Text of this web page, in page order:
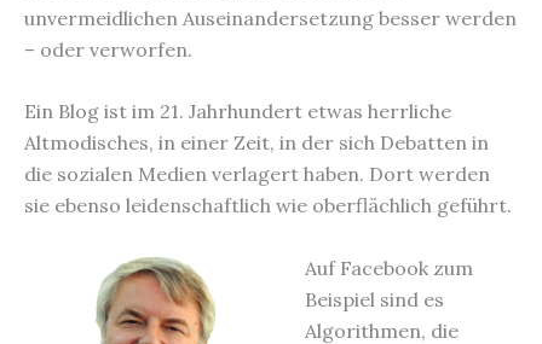
unvermeidlichen Auseinandersetzung besser werden
– oder verworfen.
Ein Blog ist im 21. Jahrhundert etwas herrliche
Altmodisches, in einer Zeit, in der sich Debatten in
die sozialen Medien verlagert haben. Dort werden
sie ebenso leidenschaftlich wie oberflächlich geführt.
Auf Facebook zum
Beispiel sind es
Algorithmen, die